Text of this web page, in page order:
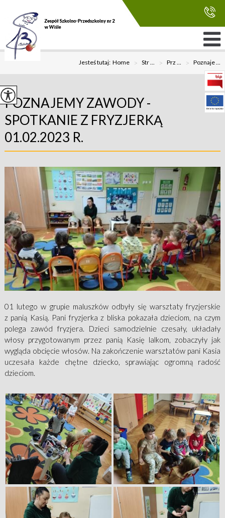
Jesteś tutaj:Home > Str ... > Prz ... > Poznaje ...
POZNAJEMY ZAWODY -
SPOTKANIE Z FRYZJERKĄ
01.02.2023 R.
01 lutego w grupie maluszków odbyły się warsztaty fryzjerskie
z panią Kasią. Pani fryzjerka z bliska pokazała dzieciom, na czym
polega zawód fryzjera. Dzieci samodzielnie czesały, układały
włosy przygotowanym przez panią Kasię lalkom, zobaczyły jak
wygląda obcięcie włosów. Na zakończenie warsztatów pani Kasia
uczesała każde chętne dziecko, sprawiając ogromną radość
dzieciom.